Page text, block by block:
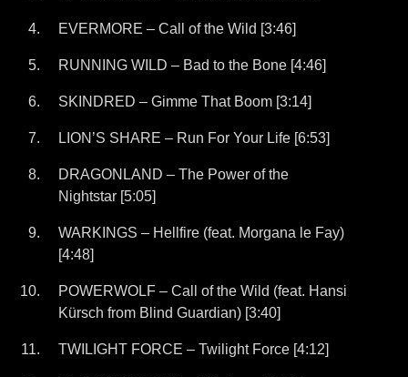
EVERMORE – Call of the Wild [3:46]
RUNNING WILD – Bad to the Bone [4:46]
SKINDRED – Gimme That Boom [3:14]
LION’S SHARE – Run For Your Life [6:53]
DRAGONLAND – The Power of the
Nightstar [5:05]
WARKINGS – Hellfire (feat. Morgana le Fay)
[4:48]
POWERWOLF – Call of the Wild (feat. Hansi
Kürsch from Blind Guardian) [3:40]
TWILIGHT FORCE – Twilight Force [4:12]